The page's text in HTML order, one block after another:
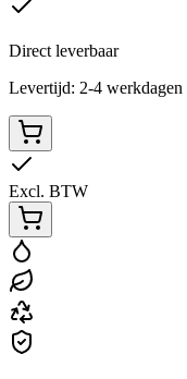
Direct leverbaar
Levertijd: 2-4 werkdagen
Excl. BTW